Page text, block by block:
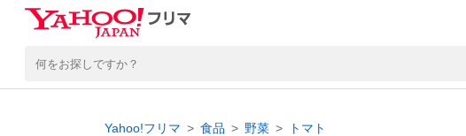
Yahoo!フリマ 食品 野菜 トマト